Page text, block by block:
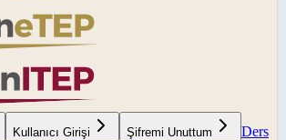
Kullanıcı Girişi Şifremi Unuttum
Ders